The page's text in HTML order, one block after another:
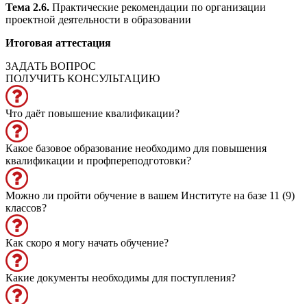
Тема 2.6. Практические рекомендации по организации
проектной деятельности в образовании
Итоговая аттестация
ЗАДАТЬ ВОПРОС
ПОЛУЧИТЬ КОНСУЛЬТАЦИЮ
Что даёт повышение квалификации?
Какое базовое образование необходимо для повышения
квалификации и профпереподготовки?
Можно ли пройти обучение в вашем Институте на базе 11 (9)
классов?
Как скоро я могу начать обучение?
Какие документы необходимы для поступления?